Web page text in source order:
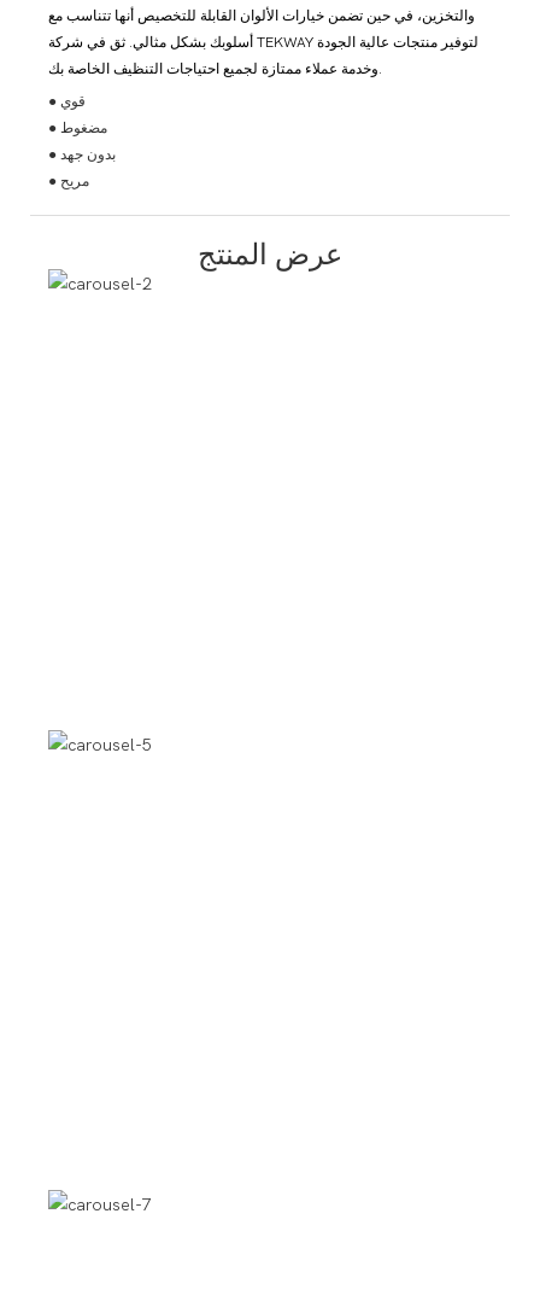
والتخزين، في حين تضمن خيارات الألوان القابلة للتخصيص أنها تتناسب مع
أسلوبك بشكل مثالي. ثق في شركة TEKWAY لتوفير منتجات عالية الجودة
وخدمة عملاء ممتازة لجميع احتياجات التنظيف الخاصة بك.
● قوي
● مضغوط
● بدون جهد
● مريح
عرض المنتج